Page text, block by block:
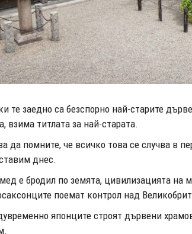
те заедно са безспорно най-старите
взима титлата за най-старата.
да помните, че всичко това се случва в
днес.
е бродил по земята, цивилизацията
поемат контрол над
японците строят дървени